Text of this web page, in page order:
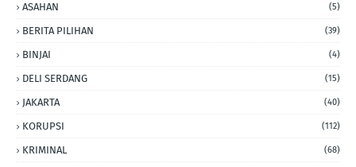
ASAHAN (5)
BERITA PILIHAN (39)
BINJAI (4)
DELI SERDANG (15)
JAKARTA (40)
KORUPSI (112)
KRIMINAL (68)